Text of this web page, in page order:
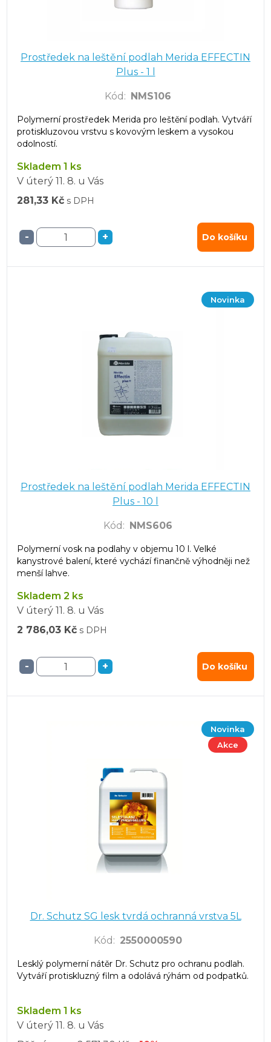
Prostředek na leštění podlah Merida EFFECTIN
Plus - 1 l
Kód : NMS106
Polymerní prostředek Merida pro leštění podlah. Vytváří
protiskluzovou vrstvu s kovovým leskem a vysokou
odolností.
Skladem 1 ks
V úterý 11. 8. u Vás
281,33 Kč s DPH
- + Do košíku
Novinka
Prostředek na leštění podlah Merida EFFECTIN
Plus - 10 l
Kód : NMS606
Polymerní vosk na podlahy v objemu 10 l. Velké
kanystrové balení, které vychází finančně výhodněji než
menší lahve.
Skladem 2 ks
V úterý 11. 8. u Vás
2 786,03 Kč s DPH
- + Do košíku
Novinka
Akce
Dr. Schutz SG lesk tvrdá ochranná vrstva 5L
Kód : 2550000590
Lesklý polymerní nátěr Dr. Schutz pro ochranu podlah.
Vytváří protiskluzný film a odolává rýhám od podpatků.
Skladem 1 ks
V úterý 11. 8. u Vás